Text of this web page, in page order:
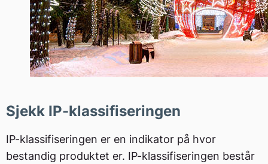
Sjekk IP-klassifiseringen
IP-klassifiseringen er en indikator på hvor
bestandig produktet er. IP-klassifiseringen består